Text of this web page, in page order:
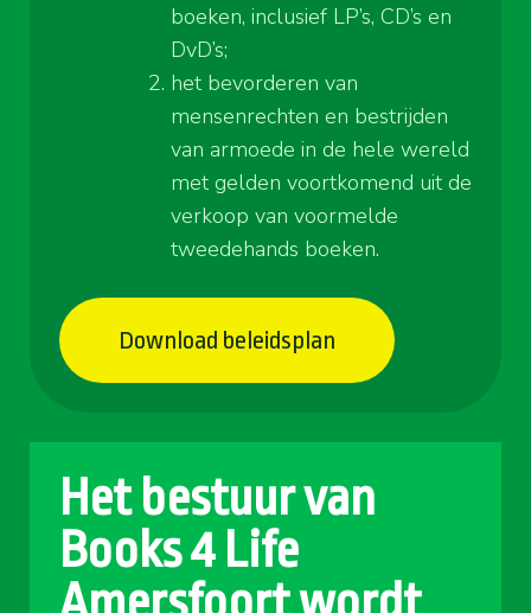
boeken, inclusief LP’s, CD’s en
DvD’s;
het bevorderen van
mensenrechten en bestrijden
van armoede in de hele wereld
met gelden voortkomend uit de
verkoop van voormelde
tweedehands boeken.
Download beleidsplan
Het bestuur van
Books 4 Life